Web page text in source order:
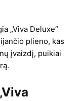
„Viva Deluxe“
plieno, kas
įvaizdį, puikiai